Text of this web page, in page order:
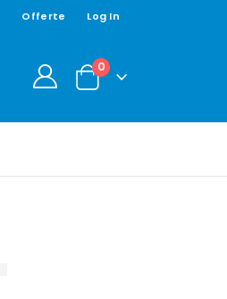
Offerte Log In
0